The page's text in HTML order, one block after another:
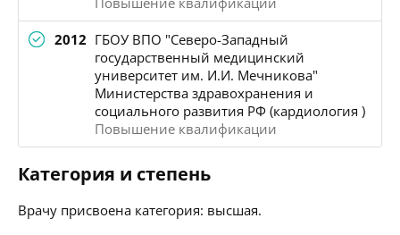
2012 ГБОУ ВПО "Северо-Западный
государственный медицинский
университет им. И.И. Мечникова"
Министерства здравохранения и
социального развития РФ (кардиология )
Повышение квалификации
Категория и степень
Врачу присвоена категория: высшая.